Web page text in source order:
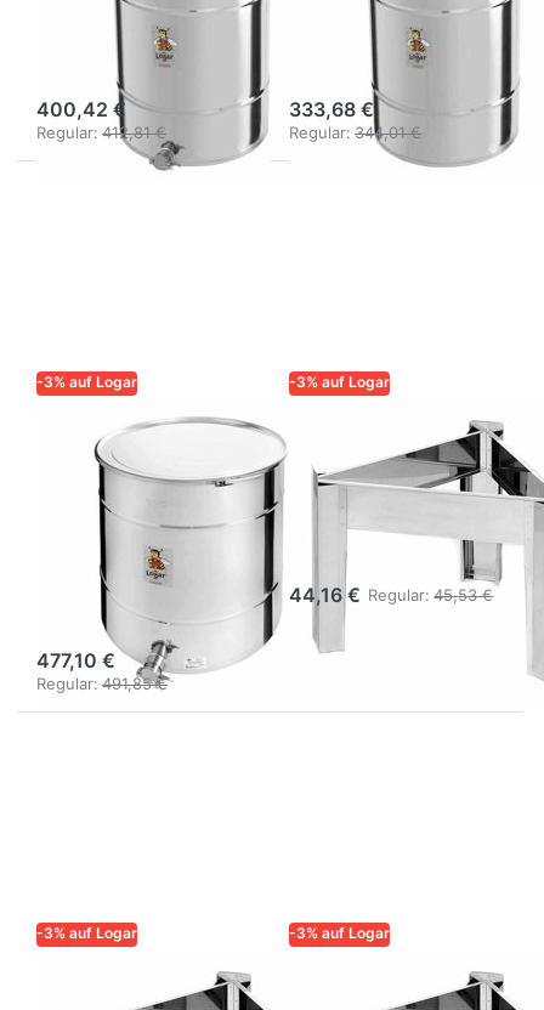
200 kg mit
Spannringverschluss
400,42 €
Regular: 412,81 €
200 kg mit
333,68 €
Regular: 344,01 €
-3% auf Logar
LOGAR – QUALITÄT UND
ZUVERLÄSSIGKEIT FÜR
Logar
Honigabfüllbehälter
Spannringverschluss
– 300 kg
477,10 €
Regular: 491,85 €
-3% auf Logar
LOGAR – QUALITÄT UND
ZUVERLÄSSIGKEIT FÜR
Logar Ständer
für Behälter Ø 31
44,16 € Regular: 45,53 €
-3% auf Logar
LOGAR – QUALITÄT UND
ZUVERLÄSSIGKEIT FÜR
-3% auf Logar
LOGAR – QUALITÄT UND
ZUVERLÄSSIGKEIT FÜR